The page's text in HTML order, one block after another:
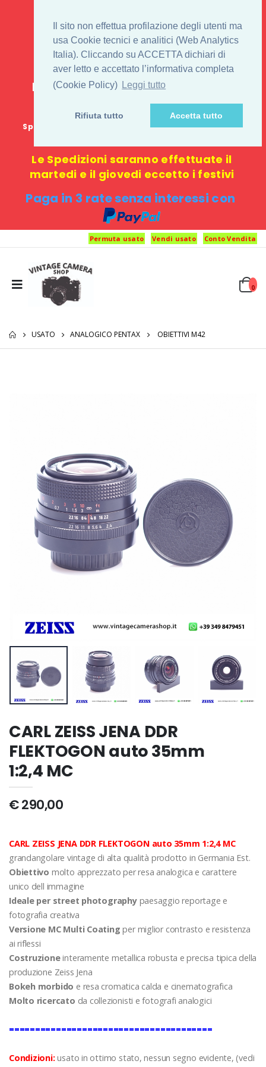
Il sito non effettua profilazione degli utenti ma
usa Cookie tecnici e analitici (Web Analytics
Italia). Cliccando su ACCETTA dichiari di
aver letto e accettato l’informativa completa
(Cookie Policy) Leggi tutto
Rifiuta tutto Accetta tutto
IL 1° STORE ON LINE
PENTAX USATO E
NUOVO
E-commerce 100% online: nessun
negozio fisico o punto di ritiro
Spedizione GRATUITA in Italia con spesa minima di
Le Spedizioni saranno effettuate il
martedi e il giovedi eccetto i festivi
Paga in 3 rate senza interessi con
Permuta usato Vendi usato Conto Vendita
0
USATO ANALOGICO PENTAX OBIETTIVI M42
CARL ZEISS JENA DDR
FLEKTOGON auto 35mm
1:2,4 MC
€ 290,00
CARL ZEISS JENA DDR FLEKTOGON auto 35mm 1:2,4 MC
grandangolare vintage di alta qualità prodotto in Germania Est.
Obiettivo molto apprezzato per resa analogica e carattere
unico dell immagine
Ideale per street photographypaesaggio reportage e
fotografia creativa
Versione MC Multi Coating per miglior contrasto e resistenza
ai riflessi
Costruzioneinteramente metallica robusta e precisa tipica della
produzione Zeiss Jena
Bokeh morbido e resa cromatica calda e cinematografica
Molto ricercato da collezionisti e fotografi analogici
=======================================
Condizioni:usato in ottimo stato, nessun segno evidente, (vedi